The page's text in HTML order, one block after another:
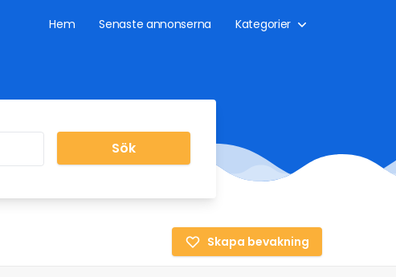
Hem Senaste annonserna Kategorier
Sök
Skapa bevakning